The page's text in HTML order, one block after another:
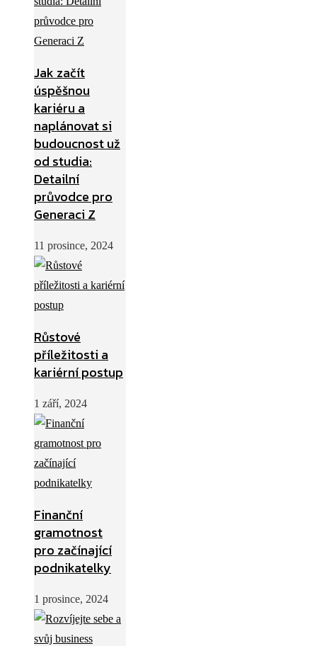
Jak začít
úspěšnou
kariéru a
naplánovat si
budoucnost už
od studia:
Detailní
průvodce pro
Generaci Z
11 prosince, 2024
Růstové
příležitosti a
kariérní postup
1 září, 2024
Finanční
gramotnost
pro začínající
podnikatelky
1 prosince, 2024